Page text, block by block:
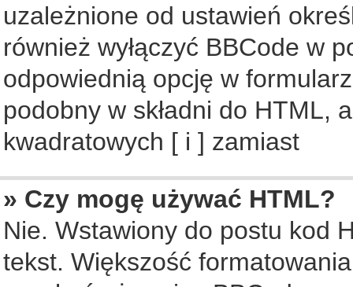
uzależnione od ustawień
również wyłączyć BBCode w
odpowiednią opcję w
podobny w składni do HTML,
kwadratowych [ i ] zamiast
» Czy mogę używać HTML?
Nie. Wstawiony do postu kod
tekst. Większość